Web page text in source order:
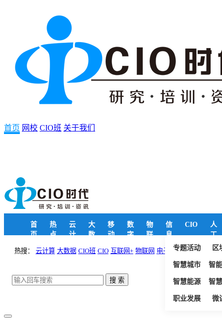
首页 网校 CIO班 关于我们
首
页
热
点
云
计
大
数
移
动
用
数
字
府
物
联
信
息
CIO
人
工
智
专题活动 区
智慧城市 智
智慧能源 智
职业发展 微
热搜： 云计算 大数据 CIO班 CIO 互联网+ 物联网 电子政务